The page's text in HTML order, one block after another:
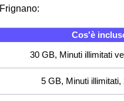
Cos'è
30 GB, Minuti illimitati
5 GB, Minuti illimitati,